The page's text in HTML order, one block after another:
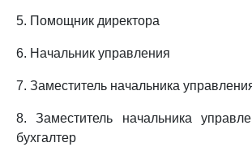
5. Помощник директора
6. Начальник управления
7. Заместитель начальника
8. Заместитель начальника
бухгалтер